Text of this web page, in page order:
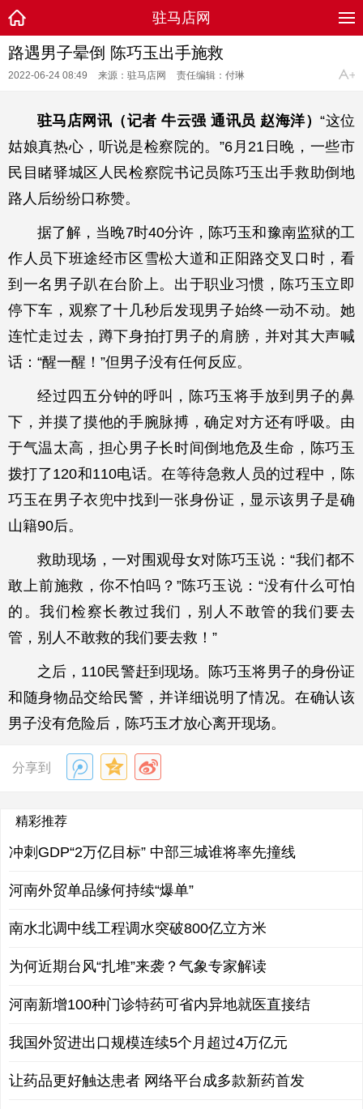
驻马店网
路遇男子晕倒 陈巧玉出手施救
2022-06-24 08:49 来源：驻马店网 责任编辑：付琳
驻马店网讯（记者 牛云强 通讯员 赵海洋）“这位
姑娘真热心，听说是检察院的。”6月21日晚，一些市
民目睹驿城区人民检察院书记员陈巧玉出手救助倒地
路人后纷纷口称赞。
据了解，当晚7时40分许，陈巧玉和豫南监狱的工
作人员下班途经市区雪松大道和正阳路交叉口时，看
到一名男子趴在台阶上。出于职业习惯，陈巧玉立即
停下车，观察了十几秒后发现男子始终一动不动。她
连忙走过去，蹲下身拍打男子的肩膀，并对其大声喊
话：“醒一醒！”但男子没有任何反应。
经过四五分钟的呼叫，陈巧玉将手放到男子的鼻
下，并摸了摸他的手腕脉搏，确定对方还有呼吸。由
于气温太高，担心男子长时间倒地危及生命，陈巧玉
拨打了120和110电话。在等待急救人员的过程中，陈
巧玉在男子衣兜中找到一张身份证，显示该男子是确
山籍90后。
救助现场，一对围观母女对陈巧玉说：“我们都不
敢上前施救，你不怕吗？”陈巧玉说：“没有什么可怕
的。我们检察长教过我们，别人不敢管的我们要去
管，别人不敢救的我们要去救！”
之后，110民警赶到现场。陈巧玉将男子的身份证
和随身物品交给民警，并详细说明了情况。在确认该
男子没有危险后，陈巧玉才放心离开现场。
分享到
精彩推荐
冲刺GDP“2万亿目标” 中部三城谁将率先撞线
河南外贸单品缘何持续“爆单”
南水北调中线工程调水突破800亿立方米
为何近期台风“扎堆”来袭？气象专家解读
河南新增100种门诊特药可省内异地就医直接结
我国外贸进出口规模连续5个月超过4万亿元
让药品更好触达患者 网络平台成多款新药首发